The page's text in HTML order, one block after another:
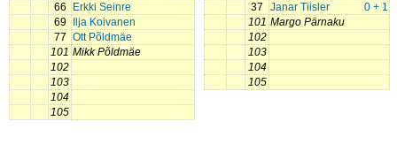
66
Erkki Seinre
69
Ilja Koivanen
77 Ott Põldmäe
101 Mikk Põldmäe
102
103
104
105
37
0 + 1
Janar Tiisler
101 Margo Pärnaku
102
103
104
105